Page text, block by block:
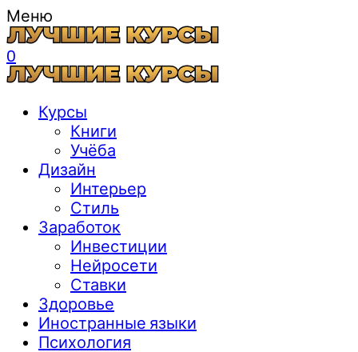
Меню
0
Курсы
Книги
Учёба
Дизайн
Интерьер
Стиль
Заработок
Инвестиции
Нейросети
Ставки
Здоровье
Иностранные языки
Психология